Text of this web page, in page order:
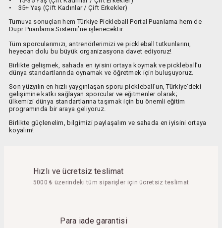
• 35+ Yaş (Çift Kadınlar / Çift Erkekler)
Turnuva sonuçları hem Türkiye Pickleball Portal Puanlama hem de
Dupr Puanlama Sistemi’ne işlenecektir.
Tüm sporcularımızı, antrenörlerimizi ve pickleball tutkunlarını,
heyecan dolu bu büyük organizasyona davet ediyoruz!
Birlikte gelişmek, sahada en iyisini ortaya koymak ve pickleball’u
dünya standartlarında oynamak ve öğretmek için buluşuyoruz.
Son yüzyılın en hızlı yaygınlaşan sporu pickleball’un, Türkiye’deki
gelişimine katkı sağlayan sporcular ve eğitmenler olarak;
ülkemizi dünya standartlarına taşımak için bu önemli eğitim
programında bir araya geliyoruz.
Birlikte güçlenelim, bilgimizi paylaşalım ve sahada en iyisini ortaya
koyalım!
Hızlı ve ücretsiz teslimat
5000 ₺ üzerindeki tüm siparişler için ücretsiz teslimat
Para iade garantisi